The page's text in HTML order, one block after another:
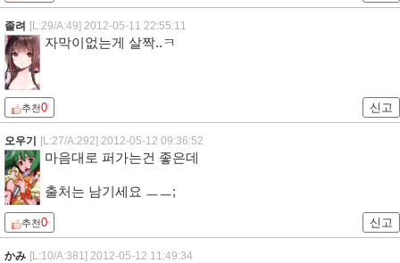
졸려 [L:29/A:49] 2012-05-11 22:55:11
자막이없는게 살짝..ㅋ
추천0 신고
오우기 [L:27/A:292] 2012-05-12 09:36:52
마음대로 퍼가는건 좋은데
출처는 남기세요 ㅡㅡ;
추천0 신고
かみ [L:10/A:381] 2012-05-12 11:49:34